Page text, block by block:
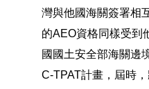
灣與他國海關簽署相
的AEO資格同樣受到
國國土安全部海關邊
C-TPAT計畫，屆時